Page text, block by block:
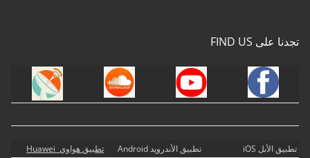
تجدنا على FIND US
تطبيق الأبل iOS تطبيق الأندرويد Android تطبيق هواوي Huawei